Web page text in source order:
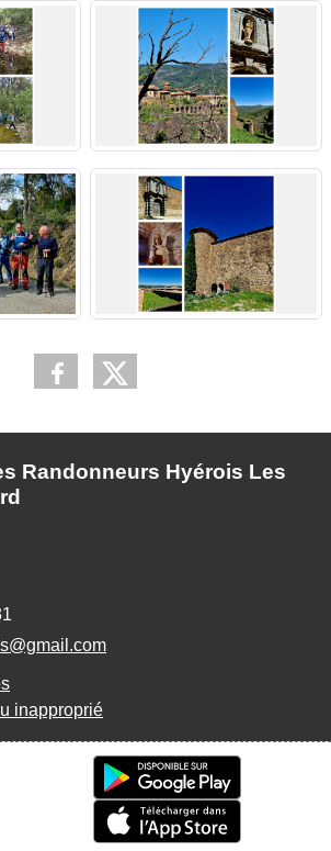
Randonneurs Hyérois Les
inapproprié